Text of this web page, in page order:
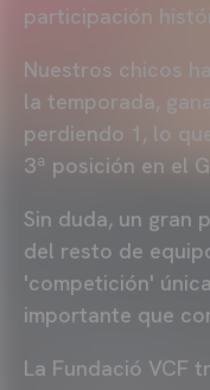
participación
Nuestros chicos
la temporada,
perdiendo 1, lo
3ª posición en el
Sin duda, un gran
del resto de
'competición'
importante que
La Fundació VCF